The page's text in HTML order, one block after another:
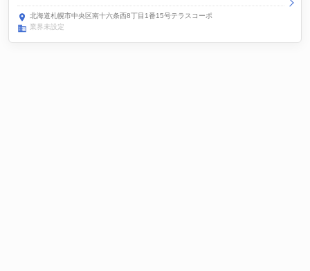
北海道札幌市中央区南十六条西8丁目1番15号テラスコーポ
業界未設定